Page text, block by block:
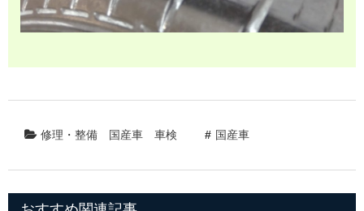
修理・整備 国産車 車検 国産車